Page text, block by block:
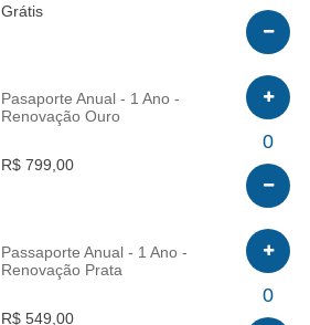
Grátis
Pasaporte Anual - 1 Ano -
Renovação Ouro
R$ 799,00
0
Passaporte Anual - 1 Ano -
Renovação Prata
R$ 549,00
0